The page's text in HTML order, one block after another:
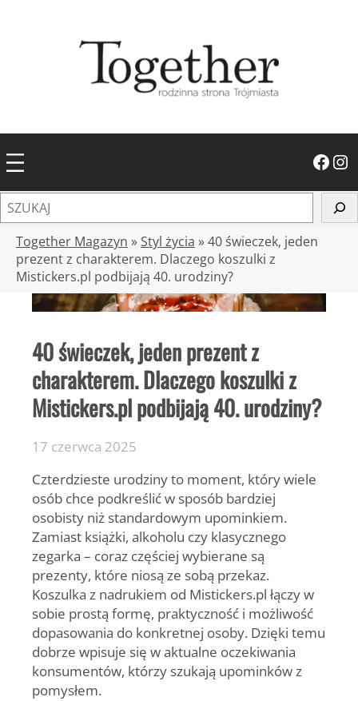
Facebook Instagram
z
Together Magazyn » Styl życia »40 świeczek, jeden
prezent z charakterem. Dlaczego koszulki z
Mistickers.pl podbijają 40. urodziny?
40 świeczek, jeden prezent z
charakterem. Dlaczego koszulki z
Mistickers.pl podbijają 40. urodziny?
17 czerwca 2025
Czterdzieste urodziny to moment, który wiele
osób chce podkreślić w sposób bardziej
osobisty niż standardowym upominkiem.
Zamiast książki, alkoholu czy klasycznego
zegarka – coraz częściej wybierane są
prezenty, które niosą ze sobą przekaz.
Koszulka z nadrukiem od Mistickers.pl łączy w
sobie prostą formę, praktyczność i możliwość
dopasowania do konkretnej osoby. Dzięki temu
dobrze wpisuje się w aktualne oczekiwania
konsumentów, którzy szukają upominków z
pomysłem.